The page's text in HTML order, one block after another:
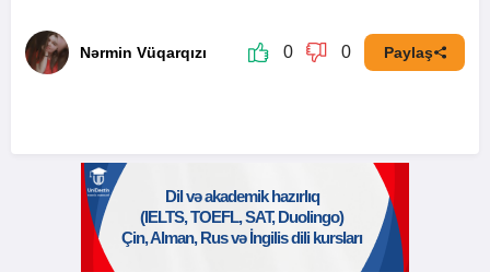
Nərmin Vüqarqızı 0 0 Paylaş